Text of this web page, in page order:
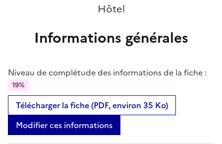
Hôtel
Informations générales
Niveau de complétude des informations de la fiche :
19%
Télécharger la fiche (PDF, environ 35 Ko)
Modifier ces informations